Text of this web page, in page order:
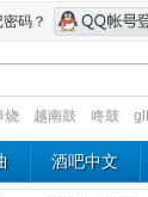
码？
烧 越南鼓 咚鼓
酒吧中文